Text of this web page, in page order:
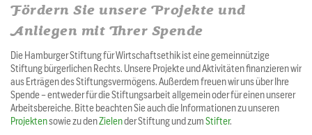
Fördern Sie unsere Projekte und
Anliegen mit Ihrer Spende
Die Hamburger Stiftung für Wirtschaftsethik ist eine gemeinnützige
Stiftung bürgerlichen Rechts. Unsere Projekte und Aktivitäten finanzieren wir
aus Erträgen des Stiftungsvermögens. Außerdem freuen wir uns über Ihre
Spende – entweder für die Stiftungsarbeit allgemein oder für einen unserer
Arbeitsbereiche. Bitte beachten Sie auch die Informationen zu unseren
Projektensowie zu denZielender Stiftung und zumStifter.